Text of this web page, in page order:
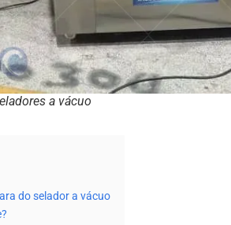
a vácuo
do selador a vácuo